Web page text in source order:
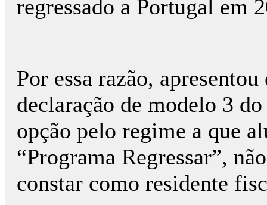
regressado a Portugal em
Por essa razão,
declaração de modelo 3
opção pelo regime a que
“Programa Regressar”,
constar como residente